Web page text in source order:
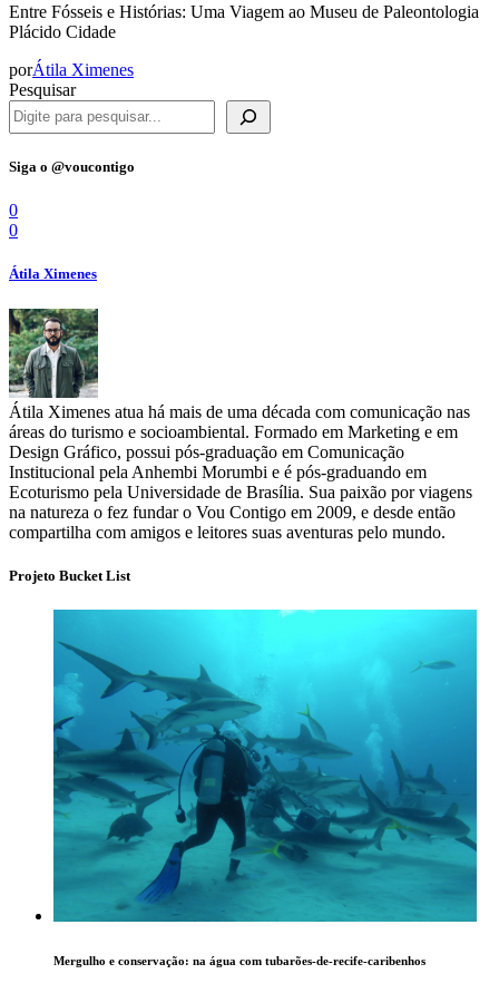
Entre Fósseis e Histórias: Uma Viagem ao Museu de Paleontologia
Plácido Cidade
porÁtila Ximenes
Pesquisar
Siga o @voucontigo
0
0
Átila Ximenes
Átila Ximenes atua há mais de uma década com comunicação nas
áreas do turismo e socioambiental. Formado em Marketing e em
Design Gráfico, possui pós-graduação em Comunicação
Institucional pela Anhembi Morumbi e é pós-graduando em
Ecoturismo pela Universidade de Brasília. Sua paixão por viagens
na natureza o fez fundar o Vou Contigo em 2009, e desde então
compartilha com amigos e leitores suas aventuras pelo mundo.
Projeto Bucket List
Mergulho e conservação: na água com tubarões-de-recife-caribenhos